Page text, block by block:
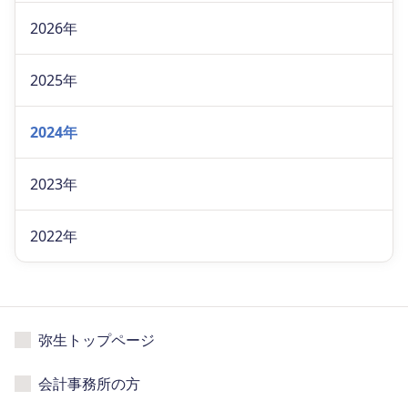
2026年
2025年
2024年
2023年
2022年
弥生トップページ
会計事務所の方